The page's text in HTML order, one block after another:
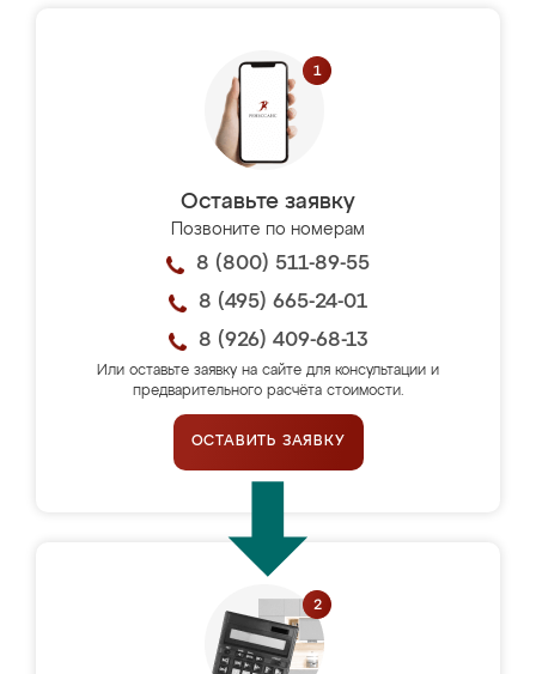
Оставьте заявку
Позвоните по номерам
8 (800) 511-89-55
8 (495) 665-24-01
8 (926) 409-68-13
Или оставьте заявку на сайте для консультации и
предварительного расчёта стоимости.
ОСТАВИТЬ ЗАЯВКУ